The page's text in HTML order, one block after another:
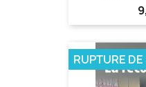
RUPTURE